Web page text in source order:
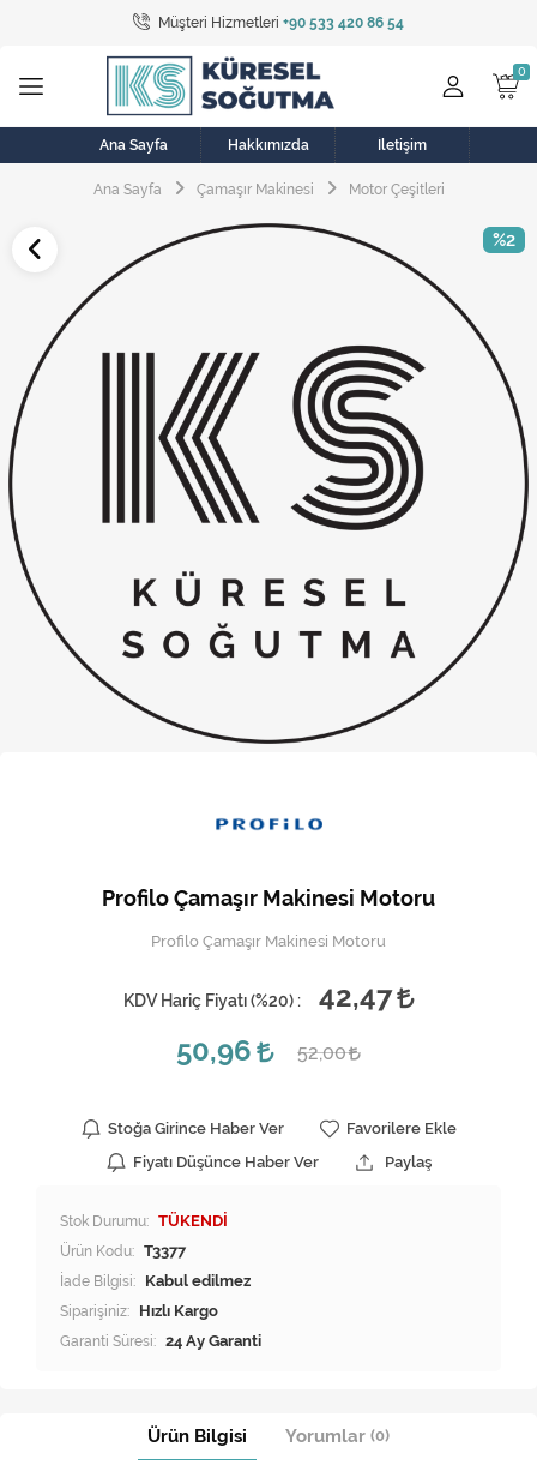
Müşteri Hizmetleri +90 533 420 86 54
Tüm Kategoriler
Bulaşık Makinesi
Buzdolabı
Çamaşır Kurutma Makinesi
Elektrikli Aksamlar
Elektrikli Süpürge
Fan
Fırın, Ocak ve Aspiratör
Klima
Kombi
Musluk
Ana Sayfa Hakkımızda İletişim
Ana Sayfa Çamaşır Makinesi Motor Çeşitleri
%2
Profilo Çamaşır Makinesi Motoru
Profilo Çamaşır Makinesi Motoru
KDV Hariç Fiyatı (%20) :
42,47
50,96
52,00
Stoğa Girince Haber Ver
Favorilere Ekle
Fiyatı Düşünce Haber Ver
Paylaş
Stok Durumu: TÜKENDİ
Ürün Kodu: T3377
İade Bilgisi:
Siparişiniz: Hızlı Kargo
Garanti Süresi: 24 Ay Garanti
Ürün Bilgisi Yorumlar (0)